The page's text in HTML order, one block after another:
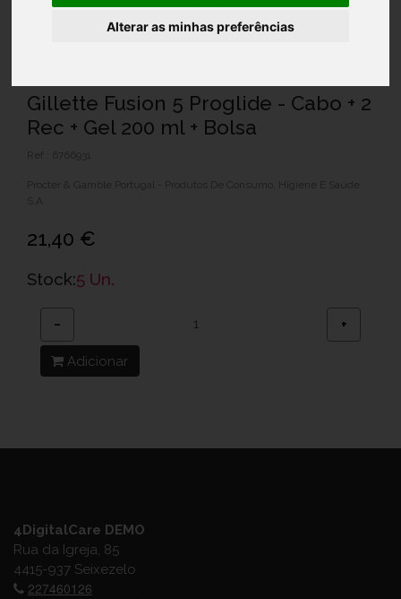
Alterar as minhas preferências
Gillette Fusion 5 Proglide - Cabo + 2
Rec + Gel 200 ml + Bolsa
Ref.: 6766931
Procter & Gamble Portugal - Produtos De Consumo, Higiene E Saúde
21,40 €
Stock:5 Un.
− +
Adicionar
4DigitalCare DEMO
Rua da Igreja, 85
4415-937 Seixezelo
227460126